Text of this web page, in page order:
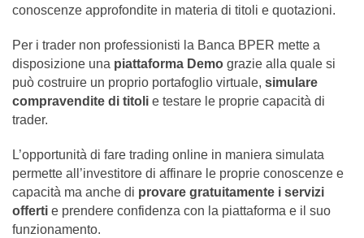
conoscenze approfondite in materia di titoli e quotazioni.
Per i trader non professionisti la Banca BPER mette a
disposizione una piattaforma Demo grazie alla quale si
può costruire un proprio portafoglio virtuale, simulare
compravendite di titoli e testare le proprie capacità di
trader.
L’opportunità di fare trading online in maniera simulata
permette all’investitore di affinare le proprie conoscenze e
capacità ma anche di provare gratuitamente i servizi
offerti e prendere confidenza con la piattaforma e il suo
funzionamento.